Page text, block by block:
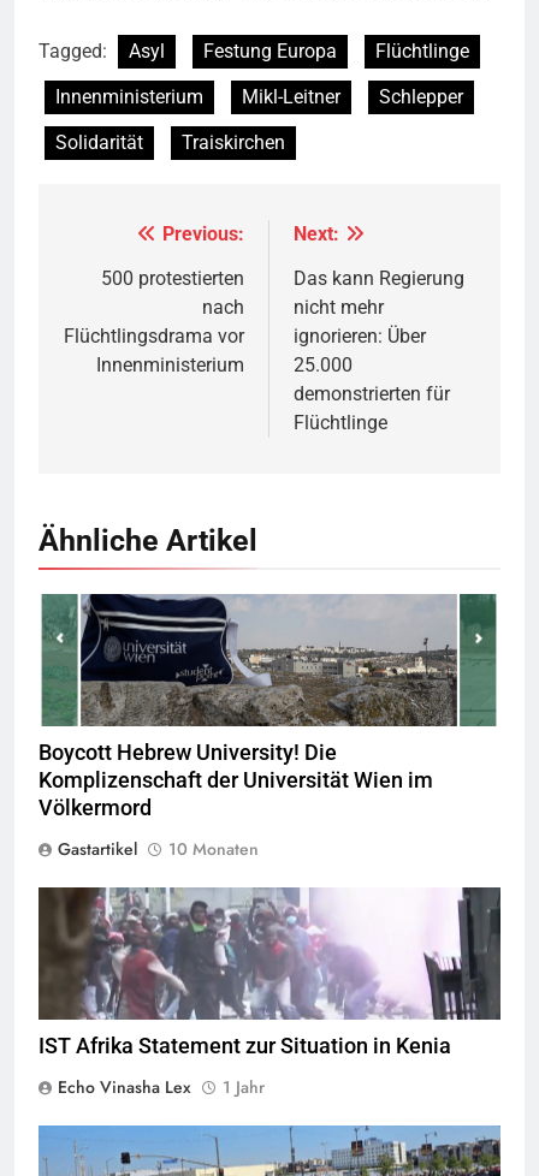
Tagged: Asyl Festung Europa
Flüchtlinge
Innenministerium
Mikl-Leitner
Schlepper
Solidarität
Traiskirchen
Beitragsnavigation
Previous:
500 protestierten
nach
Flüchtlingsdrama vor
Innenministerium
Next:
Das kann Regierung
nicht mehr
ignorieren: Über
25.000
demonstrierten für
Flüchtlinge
Ähnliche Artikel
Boycott Hebrew University! Die
Komplizenschaft der Universität Wien im
Völkermord
Gastartikel
10 Monaten
Quelle
IST Afrika Statement zur Situation in Kenia
Echo Vinasha Lex
1 Jahr